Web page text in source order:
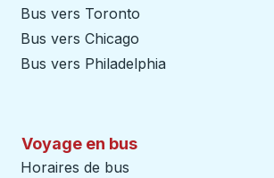
Bus vers Toronto
Bus vers Chicago
Bus vers Philadelphia
Voyage en bus
Horaires de bus